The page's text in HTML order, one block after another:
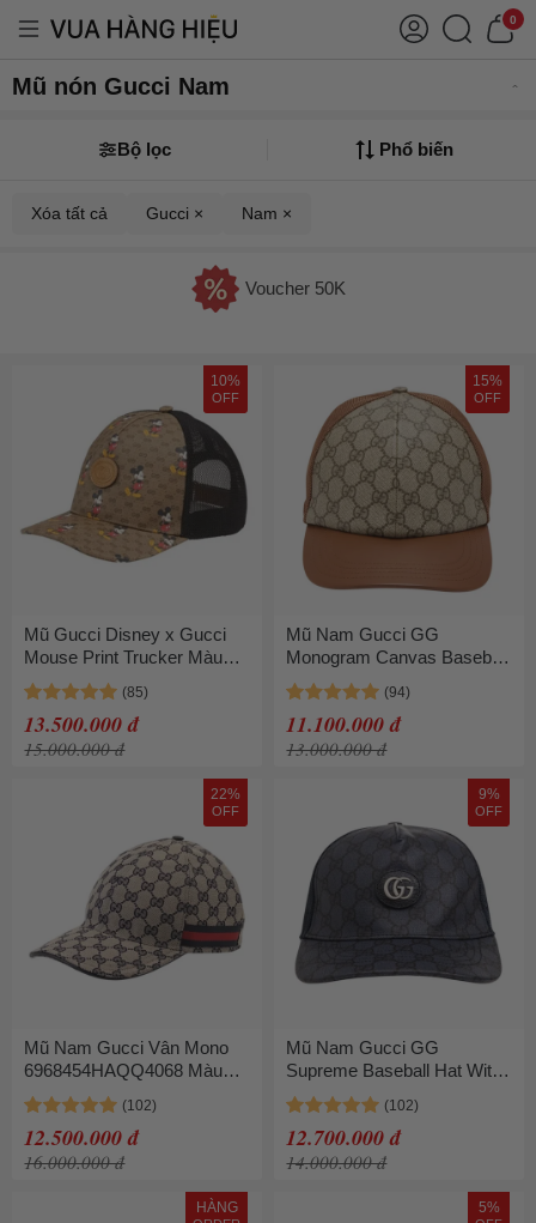
0
Mũ nón Gucci Nam
Bộ lọc Phổ biến
Xóa tất cả Gucci × Nam ×
Voucher 50K
10%
OFF
Mũ Gucci Disney x Gucci
Mouse Print Trucker Màu
Nâu Size M
13.500.000 đ
15.000.000 đ
15%
OFF
Mũ Nam Gucci GG
Monogram Canvas Baseball
Beige 820868 4HBEB 9765
Màu Nâu/Be Size S
11.100.000 đ
13.000.000 đ
22%
OFF
Mũ Nam Gucci Vân Mono
6968454HAQQ4068 Màu
Nâu Nhạt Size XS
12.500.000 đ
16.000.000 đ
9%
OFF
Mũ Nam Gucci GG
Supreme Baseball Hat With
Logo 733927 4HAXN 8468
Màu Xanh Navy Size S
12.700.000 đ
14.000.000 đ
HÀNG 5%